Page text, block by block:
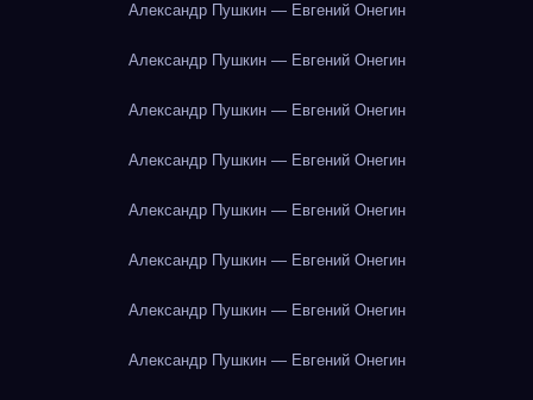
Александр Пушкин — Евгений Онегин
Александр Пушкин — Евгений Онегин
Александр Пушкин — Евгений Онегин
Александр Пушкин — Евгений Онегин
Александр Пушкин — Евгений Онегин
Александр Пушкин — Евгений Онегин
Александр Пушкин — Евгений Онегин
Александр Пушкин — Евгений Онегин